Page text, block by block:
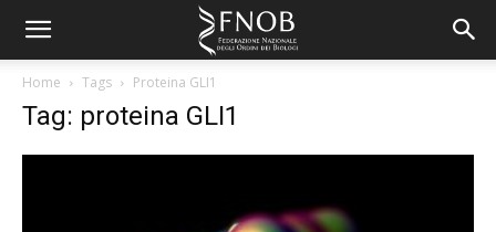
Home Tags Proteina GLI1
Tag: proteina GLI1